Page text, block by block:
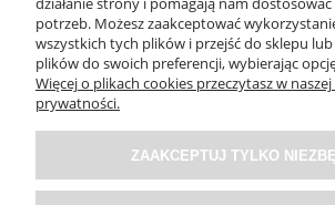
Lniane spodnie Paroma
potrzeb. Możesz zaakceptować
wszystkich tych plików i przejść do sklepu
plików do swoich preferencji, wybierając
Więcej o plikach cookies przeczytasz w
prywatności.
ZAAKCEPTUJ TYLKO